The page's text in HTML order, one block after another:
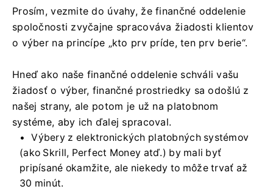
Prosím, vezmite do úvahy, že finančné oddelenie
spoločnosti zvyčajne spracováva žiadosti klientov
o výber na princípe „kto prv príde, ten prv berie“.
Hneď ako naše finančné oddelenie schváli vašu
žiadosť o výber, finančné prostriedky sa odošlú z
našej strany, ale potom je už na platobnom
systéme, aby ich ďalej spracoval.
Výbery z elektronických platobných systémov
(ako Skrill, Perfect Money atď.) by mali byť
pripísané okamžite, ale niekedy to môže trvať až
30 minút.